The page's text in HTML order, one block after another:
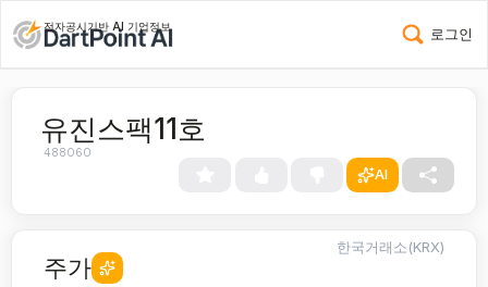
전자공시기반 AI 기업정보 로그인
유진스팩11호
488060
AI
주가
한국거래소(KRX)